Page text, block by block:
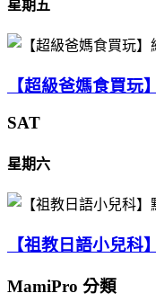
星期五
【超級爸媽食買玩
SAT
星期六
【祖教日語小兒科
MamiPro 分類